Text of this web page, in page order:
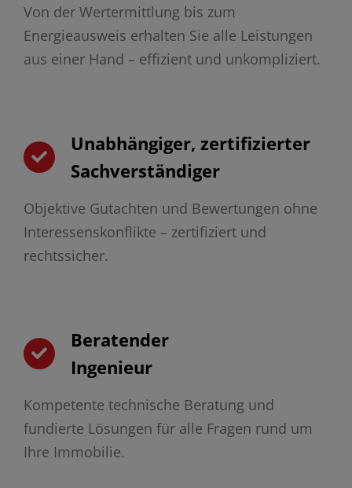
Von der Wertermittlung bis zum
Energieausweis erhalten Sie alle Leistungen
aus einer Hand – effizient und unkompliziert.
Unabhängiger, zertifizierter
Sachverständiger
Objektive Gutachten und Bewertungen ohne
Interessenskonflikte – zertifiziert und
rechtssicher.
Beratender
Ingenieur
Kompetente technische Beratung und
fundierte Lösungen für alle Fragen rund um
Ihre Immobilie.